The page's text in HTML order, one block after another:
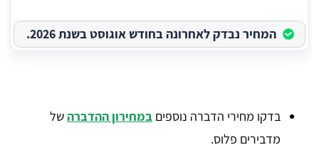
המחיר נבדק לאחרונה בחודש אוגוסט בשנת 2026.
בדקו מחירי הדברה נוספים במחירון ההדברהשל
מדבירים פלוס.